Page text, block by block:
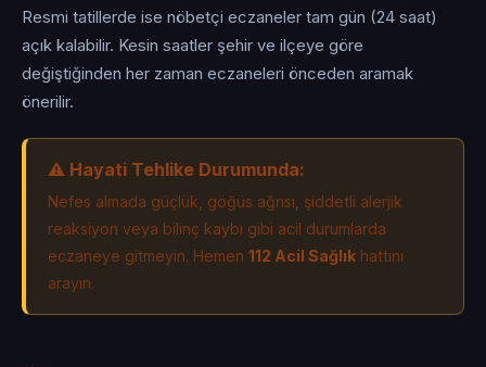
Resmi tatillerde ise nöbetçi eczaneler tam gün (24 saat)
açık kalabilir. Kesin saatler şehir ve ilçeye göre
değiştiğinden her zaman eczaneleri önceden aramak
önerilir.
⚠️ Hayati Tehlike Durumunda:
Nefes almada güçlük, göğüs ağrısı, şiddetli alerjik
reaksiyon veya bilinç kaybı gibi acil durumlarda
eczaneye gitmeyin. Hemen 112 Acil Sağlık hattını
arayın.